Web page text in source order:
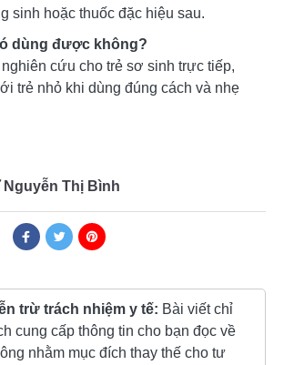
sinh hoặc thuốc đặc hiệu sau.
dùng được không?
cứu cho trẻ sơ sinh trực tiếp,
trẻ nhỏ khi dùng đúng cách và nhẹ
Nguyễn Thị Bình
trừ trách nhiệm y tế: Bài viết chỉ
cung cấp thông tin cho bạn đọc về
nhằm mục đích thay thế cho tư